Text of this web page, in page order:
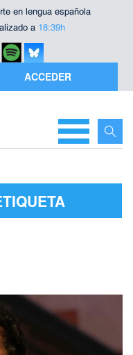
en lengua española
a 18:39h
ACCEDER